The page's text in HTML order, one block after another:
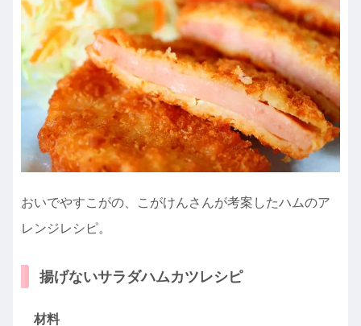
おいでやすこがの、こがけんさんが考案したハムのア
レンジレシピ。
揚げないサラダハムカツレシピ
材料